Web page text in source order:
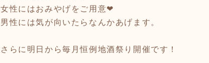
女性にはおみやげをご用意❤
男性には気が向いたらなんかあげます。
さらに明日から毎月恒例地酒祭り開催です！